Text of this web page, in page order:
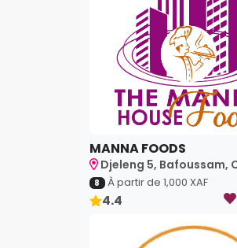
MANNA FOODS
Djeleng 5, Bafoussam,
8 À partir de 1,000 XAF
4.4